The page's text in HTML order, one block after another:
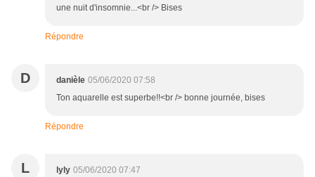
une nuit d'insomnie...<br /> Bises
Répondre
D danièle 05/06/2020 07:58
Ton aquarelle est superbe!!<br /> bonne journée, bises
Répondre
L lyly 05/06/2020 07:47